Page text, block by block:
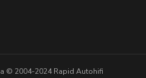
© 2004-2024 Rapid Autohifi